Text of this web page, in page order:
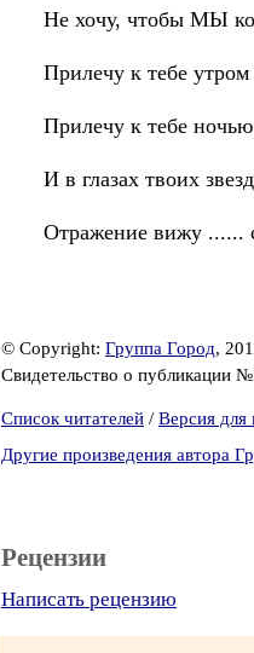
Не хочу, чтобы МЫ
Прилечу к тебе
Прилечу к тебе
И в глазах твоих
Отражение вижу ......
© Copyright: Группа Город,
Свидетельство о публикации
Список читателей / Версия для
Другие произведения автора
Рецензии
Написать рецензию